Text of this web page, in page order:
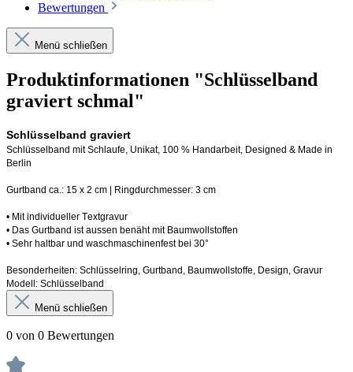
Bewertungen
Menü schließen
Produktinformationen "Schlüsselband
graviert schmal"
Schlüsselband graviert
Schlüsselband mit Schlaufe, Unikat, 100 % Handarbeit, Designed & Made in
Berlin
Gurtband ca.: 15 x 2 cm | Ringdurchmesser: 3 cm
• Mit individueller Textgravur
• Das Gurtband ist aussen benäht mit Baumwollstoffen
• Sehr haltbar und waschmaschinenfest bei 30°
Besonderheiten: Schlüsselring, Gurtband , Baumwollstoffe, Design, Gravur
Modell: Schlüsselband
Menü schließen
0 von 0 Bewertungen